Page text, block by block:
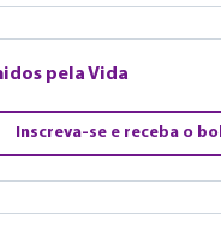
pela Vida
Inscreva-se e receba o